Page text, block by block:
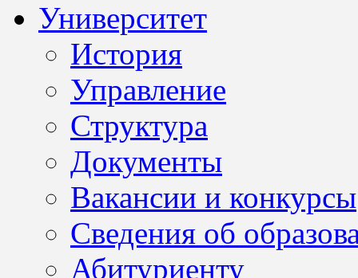
Университет
История
Управление
Структура
Документы
Вакансии и конкурсы
Сведения об
Абитуриенту